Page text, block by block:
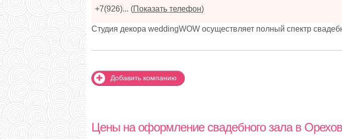
+7(926)... (Показать телефон)
Студия декора weddingWOW осуществляет полный спектр
Добавить компанию
Цены на оформление свадебного зала в